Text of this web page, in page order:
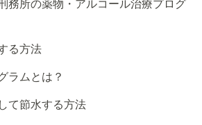
務所の薬物・アルコール治療プログ
る方法
ラムとは？
て節水する方法